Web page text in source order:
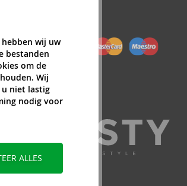
wij uw
bestanden
om de
Wij
u niet lastig
nodig voor
ALLES